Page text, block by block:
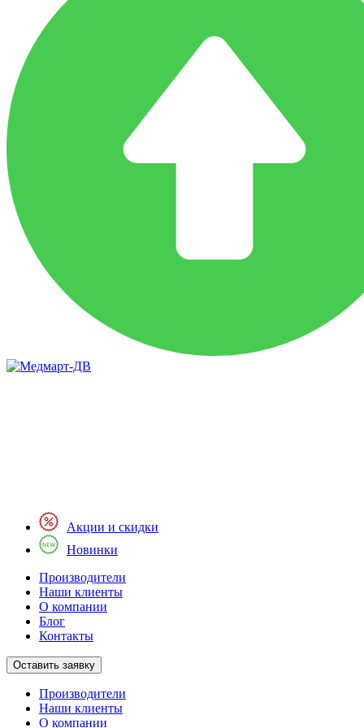
Акции и скидки
Новинки
Производители
Наши клиенты
О компании
Блог
Контакты
Оставить заявку
Производители
Наши клиенты
О компании